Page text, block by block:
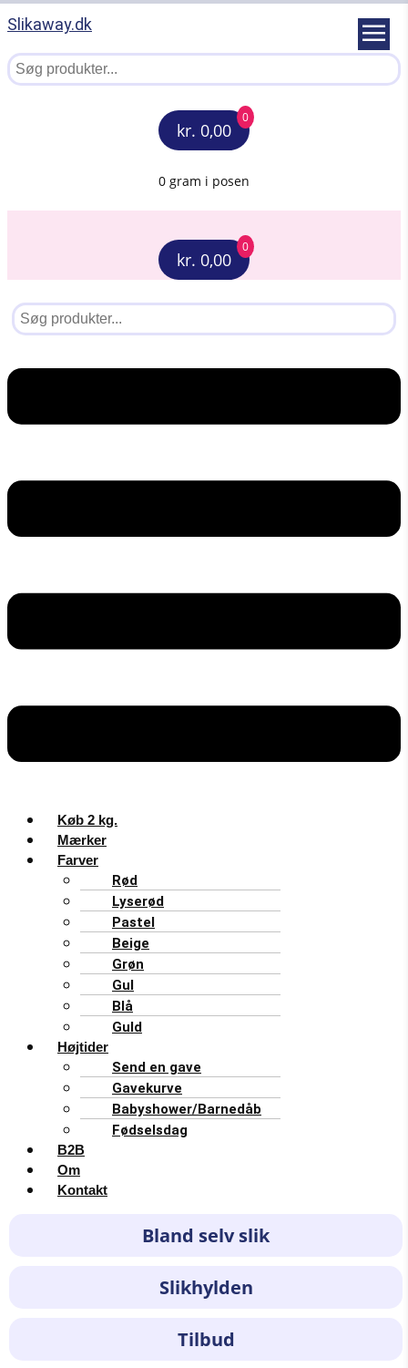
Slikaway.dk
kr. 0,00
0
0 gram i posen
kr. 0,00
0
Køb 2 kg.
Mærker
Farver
Rød
Lyserød
Pastel
Beige
Grøn
Gul
Blå
Guld
Højtider
Send en gave
Gavekurve
Babyshower/Barnedåb
Fødselsdag
B2B
Om
Kontakt
Bland selv slik
Slikhylden
Tilbud